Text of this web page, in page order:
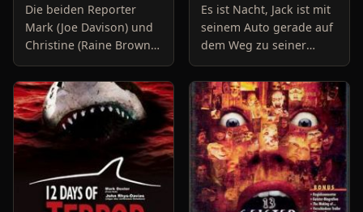
Die beiden Reporter
Mark (Joe Davison) und
Christine (Raine Brown)
haben keine Lust mehr
auf belanglose
Boulevard-Meldungen
und befassen sich
neuerdings mit Se
Es ist Nacht, Jack ist mit
seinem Auto gerade auf
dem Weg zu seiner
Freundin, um diese
abzuholen. Die Uhr im
Auto springt auf 11:14h,
genau in dem Moment
fäll